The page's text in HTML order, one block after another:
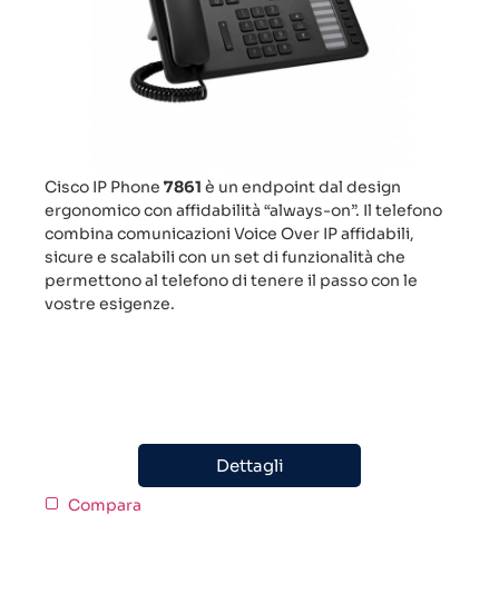
Cisco IP Phone 7861 è un endpoint dal design
ergonomico con affidabilità “always-on”. Il telefono
combina comunicazioni Voice Over IP affidabili,
sicure e scalabili con un set di funzionalità che
permettono al telefono di tenere il passo con le
vostre esigenze.
Dettagli
Compara